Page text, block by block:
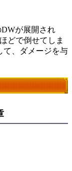
DWが展開され
どで倒せてしま
て、ダメージを与